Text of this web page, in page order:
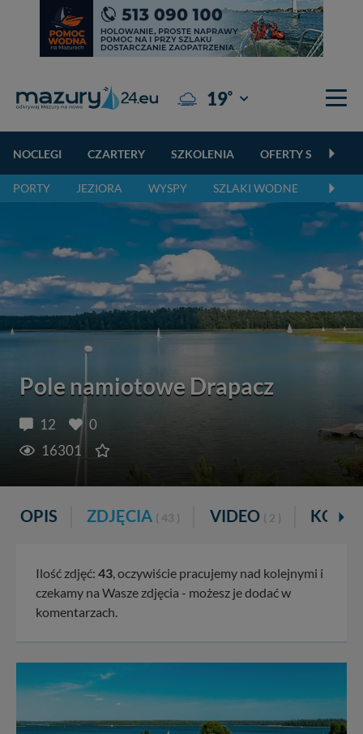
19° Giżycko
NOCLEGI CZARTERY SZKOLENIA OFERTY
PORTY JEZIORA WYSPY SZLAKI WODNE
Pole namiotowe Drapacz
12
0
16301
OPIS ZDJĘCIA ( 43 ) VIDEO ( 2 )
Ilość zdjęć: 43, oczywiście pracujemy nad kolejnymi i
czekamy na Wasze zdjęcia - możesz je dodać w
komentarzach.